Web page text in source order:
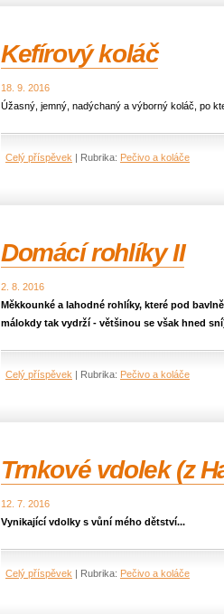
Kefírový koláč
18. 9. 2016
Úžasný, jemný, nadýchaný a výborný koláč, po
Celý příspěvek | Rubrika: Pečivo a koláče
Domácí rohlíky II
2. 8. 2016
Měkkounké a lahodné rohlíky, které pod
málokdy tak vydrží - většinou se však hned
Celý příspěvek | Rubrika: Pečivo a koláče
Trnkové vdolek (z
12. 7. 2016
Vynikající vdolky s vůní mého dětství...
Celý příspěvek | Rubrika: Pečivo a koláče